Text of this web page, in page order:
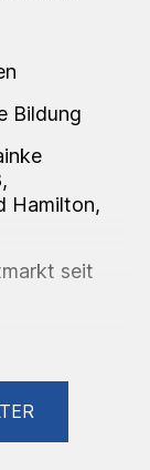
Bildung
Hamilton,
seit